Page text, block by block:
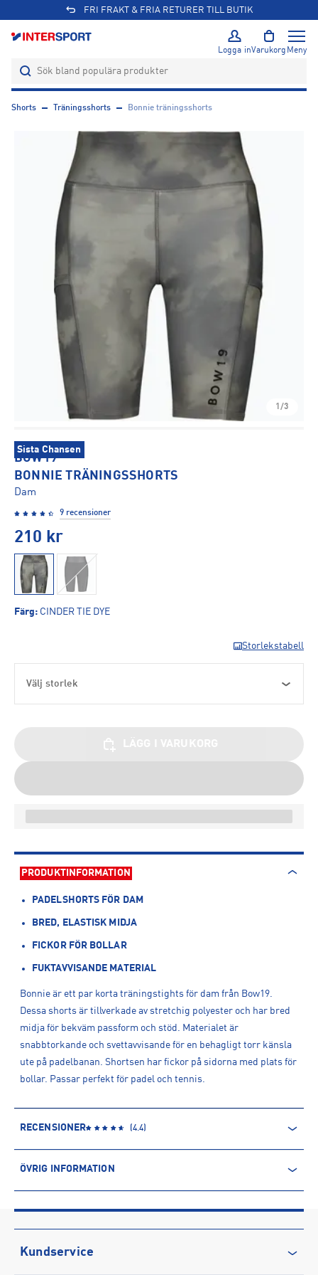
FRI FRAKT & FRIA RETURER TILL BUTIK
Logga inVarukorg Meny
Shorts Träningsshorts Bonnie träningsshorts
1/3
Sista Chansen
BOW19
BONNIE TRÄNINGSSHORTS
Dam
9 recensioner
210 kr
Färg: CINDER TIE DYE
Storlekstabell
Välj storlek
PRODUKTINFORMATION
PADELSHORTS FÖR DAM
BRED, ELASTISK MIDJA
FICKOR FÖR BOLLAR
FUKTAVVISANDE MATERIAL
Bonnie är ett par korta träningstights för dam från Bow19.
Dessa shorts är tillverkade av stretchig polyester och har bred
midja för bekväm passform och stöd. Materialet är
snabbtorkande och svettavvisande för en behagligt torr känsla
ute på padelbanan. Shortsen har fickor på sidorna med plats för
bollar. Passar perfekt för padel och tennis.
RECENSIONER (4.4)
ÖVRIG INFORMATION
Produktnummer: 1528297
Leverantörens produktnummer: 1528297
Artikelnummer: 152829701-CINDER TIE DYE
Kundservice